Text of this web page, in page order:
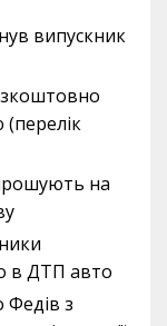
випускник
на
в ДТП авто
Федів з